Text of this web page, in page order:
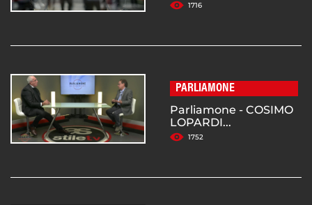
1716
PARLIAMONE
Parliamone - COSIMO
LOPARDI...
1752